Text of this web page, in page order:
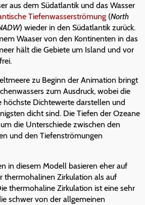
aus dem Südatlantik und das Wasser
Tiefenwasserströmung (North
) wieder in den Südatlantik zurück.
Waaser von den Kontinenten in das
hält die Gebiete um Island und vor
zu Beginn der Animation bringt
zum Ausdruck, wobei die
höchste Dichtewerte darstellen und
dicht sind. Die Tiefen der Ozeane
die Unterschiede zwischen den
und den Tiefenströmungen
in diesem Modell basieren eher auf
thermohalinen Zirkulation als auf
thermohaline Zirkulation ist eine sehr
schwer von der allgemeinen